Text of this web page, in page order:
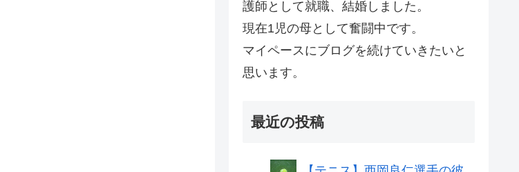
護師として就職、結婚しました。
現在1児の母として奮闘中です。
マイペースにブログを続けていきたいと
思います。
最近の投稿